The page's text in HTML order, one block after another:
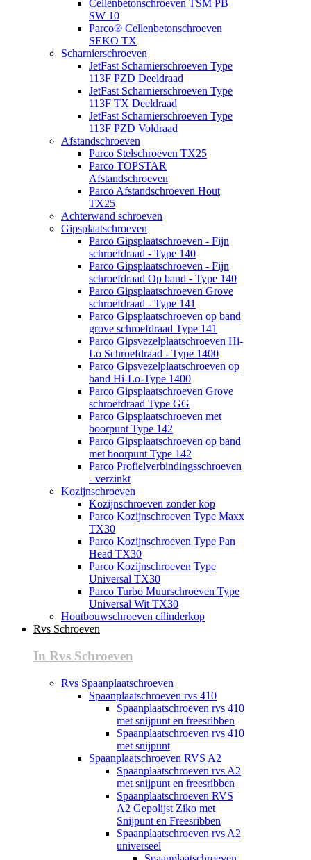
Cellenbetonschroeven TSM PB
SW 10
Parco® Cellenbetonschroeven
SEKO TX
Scharnierschroeven
JetFast Scharnierschroeven Type
113F PZD Deeldraad
JetFast Scharnierschroeven Type
113F TX Deeldraad
JetFast Scharnierschroeven Type
113F PZD Voldraad
Afstandschroeven
Parco Stelschroeven TX25
Parco TOPSTAR
Afstandschroeven
Parco Afstandschroeven Hout
TX25
Achterwand schroeven
Gipsplaatschroeven
Parco Gipsplaatschroeven - Fijn
schroefdraad - Type 140
Parco Gipsplaatschroeven - Fijn
schroefdraad Op band - Type 140
Parco Gipsplaatschroeven Grove
schroefdraad - Type 141
Parco Gipsplaatschroeven op band
grove schroefdraad Type 141
Parco Gipsvezelplaatschroeven Hi-
Lo Schroefdraad - Type 1400
Parco Gipsvezelplaatschroeven op
band Hi-Lo-Type 1400
Parco Gipsplaatschroeven Grove
schroefdraad Type GG
Parco Gipsplaatschroeven met
boorpunt Type 142
Parco Gipsplaatschroeven op band
met boorpunt Type 142
Parco Profielverbindingsschroeven
- verzinkt
Kozijnschroeven
Kozijnschroeven zonder kop
Parco Kozijnschroeven Type Maxx
TX30
Parco Kozijnschroeven Type Pan
Head TX30
Parco Kozijnschroeven Type
Universal TX30
Parco Turbo Muurschroeven Type
Universal Wit TX30
Houtbouwschroeven cilinderkop
Rvs Schroeven
In Rvs Schroeven
Rvs Spaanplaatschroeven
Spaanplaatschroeven rvs 410
Spaanplaatschroeven rvs 410
met snijpunt en freesribben
Spaanplaatschroeven rvs 410
met snijpunt
Spaanplaatschroeven RVS A2
Spaanplaatschroeven rvs A2
met snijpunt en freesribben
Spaanplaatschroeven RVS
A2 Gepolijst Ziko met
Snijpunt en Freesribben
Spaanplaatschroeven rvs A2
universeel